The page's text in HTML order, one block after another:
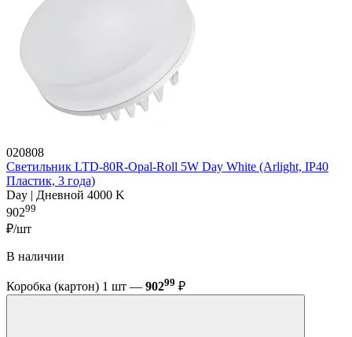
020808
Светильник LTD-80R-Opal-Roll 5W Day White (Arlight, IP40
Пластик, 3 года)
Day | Дневной 4000 K
90299
₽/шт
В наличии
Коробка (картон) 1 шт — 90299 ₽